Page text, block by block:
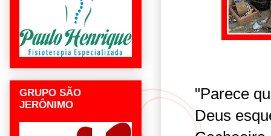
"Parece
Deus
GRUPO SÃO
JERÔNIMO